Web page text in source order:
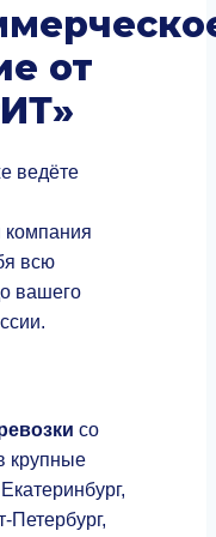
от
ведёте
компания
всю
вашего
со
крупные